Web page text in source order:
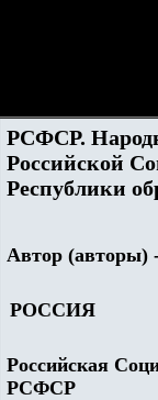
РСФСР.
Российской
Республики
Автор (авторы)
РОССИЯ
Российская
РСФСР